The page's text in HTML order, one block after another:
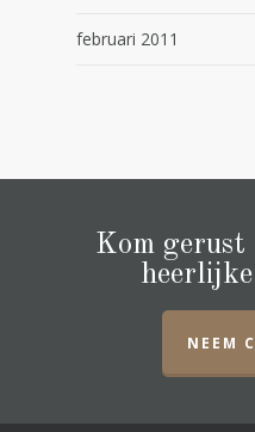
februari 2011
Kom gerust
NEEM